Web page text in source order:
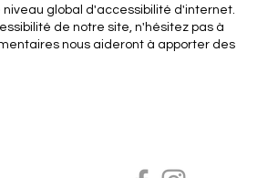
global d'accessibilité d'internet.
de notre site, n'hésitez pas à
nous aideront à apporter des